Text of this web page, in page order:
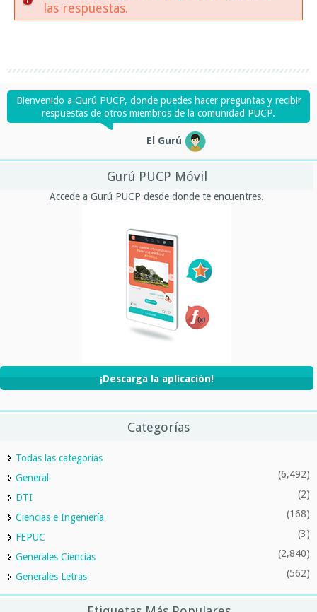
las respuestas.
Bienvenido a Gurú PUCP, donde puedes hacer preguntas y recibir
respuestas de otros miembros de la comunidad PUCP.
El Gurú
Gurú PUCP Móvil
Accede a Gurú PUCP desde donde te encuentres.
¡Descarga la aplicación!
Categorías
Todas las categorías
General
(6,492)
DTI (2)
Ciencias e Ingeniería (168)
FEPUC (3)
Generales Ciencias (2,840)
Generales Letras (562)